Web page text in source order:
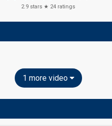
2.9 stars ★ 24 ratings
1 more video